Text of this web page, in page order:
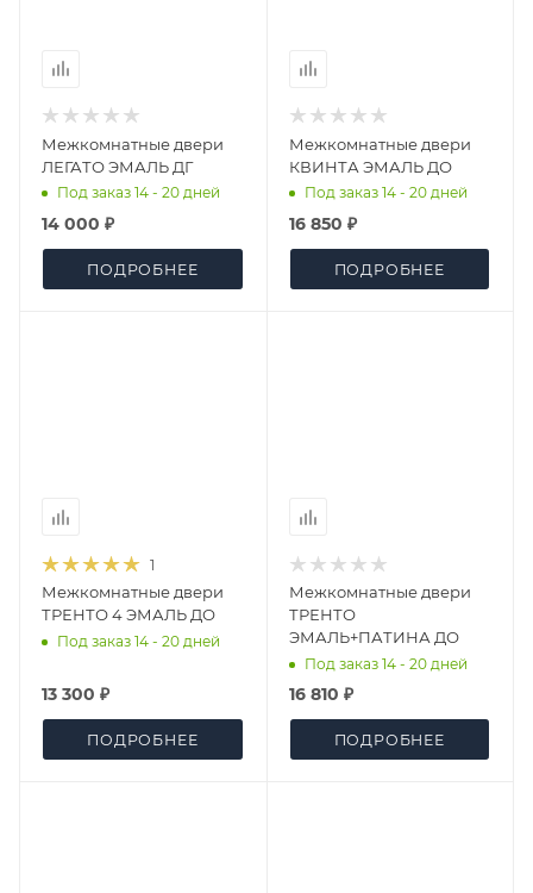
Межкомнатные двери
ЛЕГАТО ЭМАЛЬ ДГ
Под заказ 14 - 20 дней
14 000 ₽
ПОДРОБНЕЕ
Межкомнатные двери
КВИНТА ЭМАЛЬ ДО
Под заказ 14 - 20 дней
16 850 ₽
ПОДРОБНЕЕ
1
Межкомнатные двери
ТРЕНТО 4 ЭМАЛЬ ДО
Под заказ 14 - 20 дней
13 300 ₽
ПОДРОБНЕЕ
Межкомнатные двери
ТРЕНТО
ЭМАЛЬ+ПАТИНА ДО
Под заказ 14 - 20 дней
16 810 ₽
ПОДРОБНЕЕ